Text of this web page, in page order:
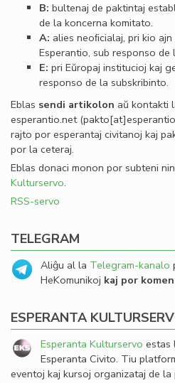
B: bultenaj de paktintaj
de la koncerna komitato.
A: alies neoﬁcialaj, pri kio
Esperantio, sub responso de
E: pri Eŭropaj institucioj kaj
responso de la subskribinto.
Eblas sendi artikolon aŭ kontakti
esperantio.net
rajto por esperantaj civitanoj kaj
por la ceteraj.
Eblas donaci monon por subteni
Kulturservo.
RSS-servo
TELEGRAM
Aliĝu al la Telegram-kanalo
HeKomunikoj kaj por
ESPERANTA
Esperanta Kulturservo estas
Esperanta Civito. Tiu
eventoj kaj kursoj organizataj de